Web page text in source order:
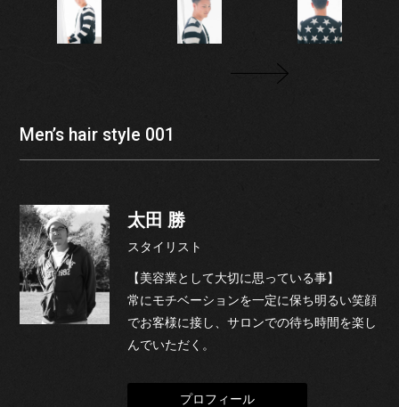
Men’s hair style 001
太田 勝
スタイリスト
【美容業として大切に思っている事】
常にモチベーションを一定に保ち明るい笑顔
でお客様に接し、サロンでの待ち時間を楽し
んでいただく。
プロフィール